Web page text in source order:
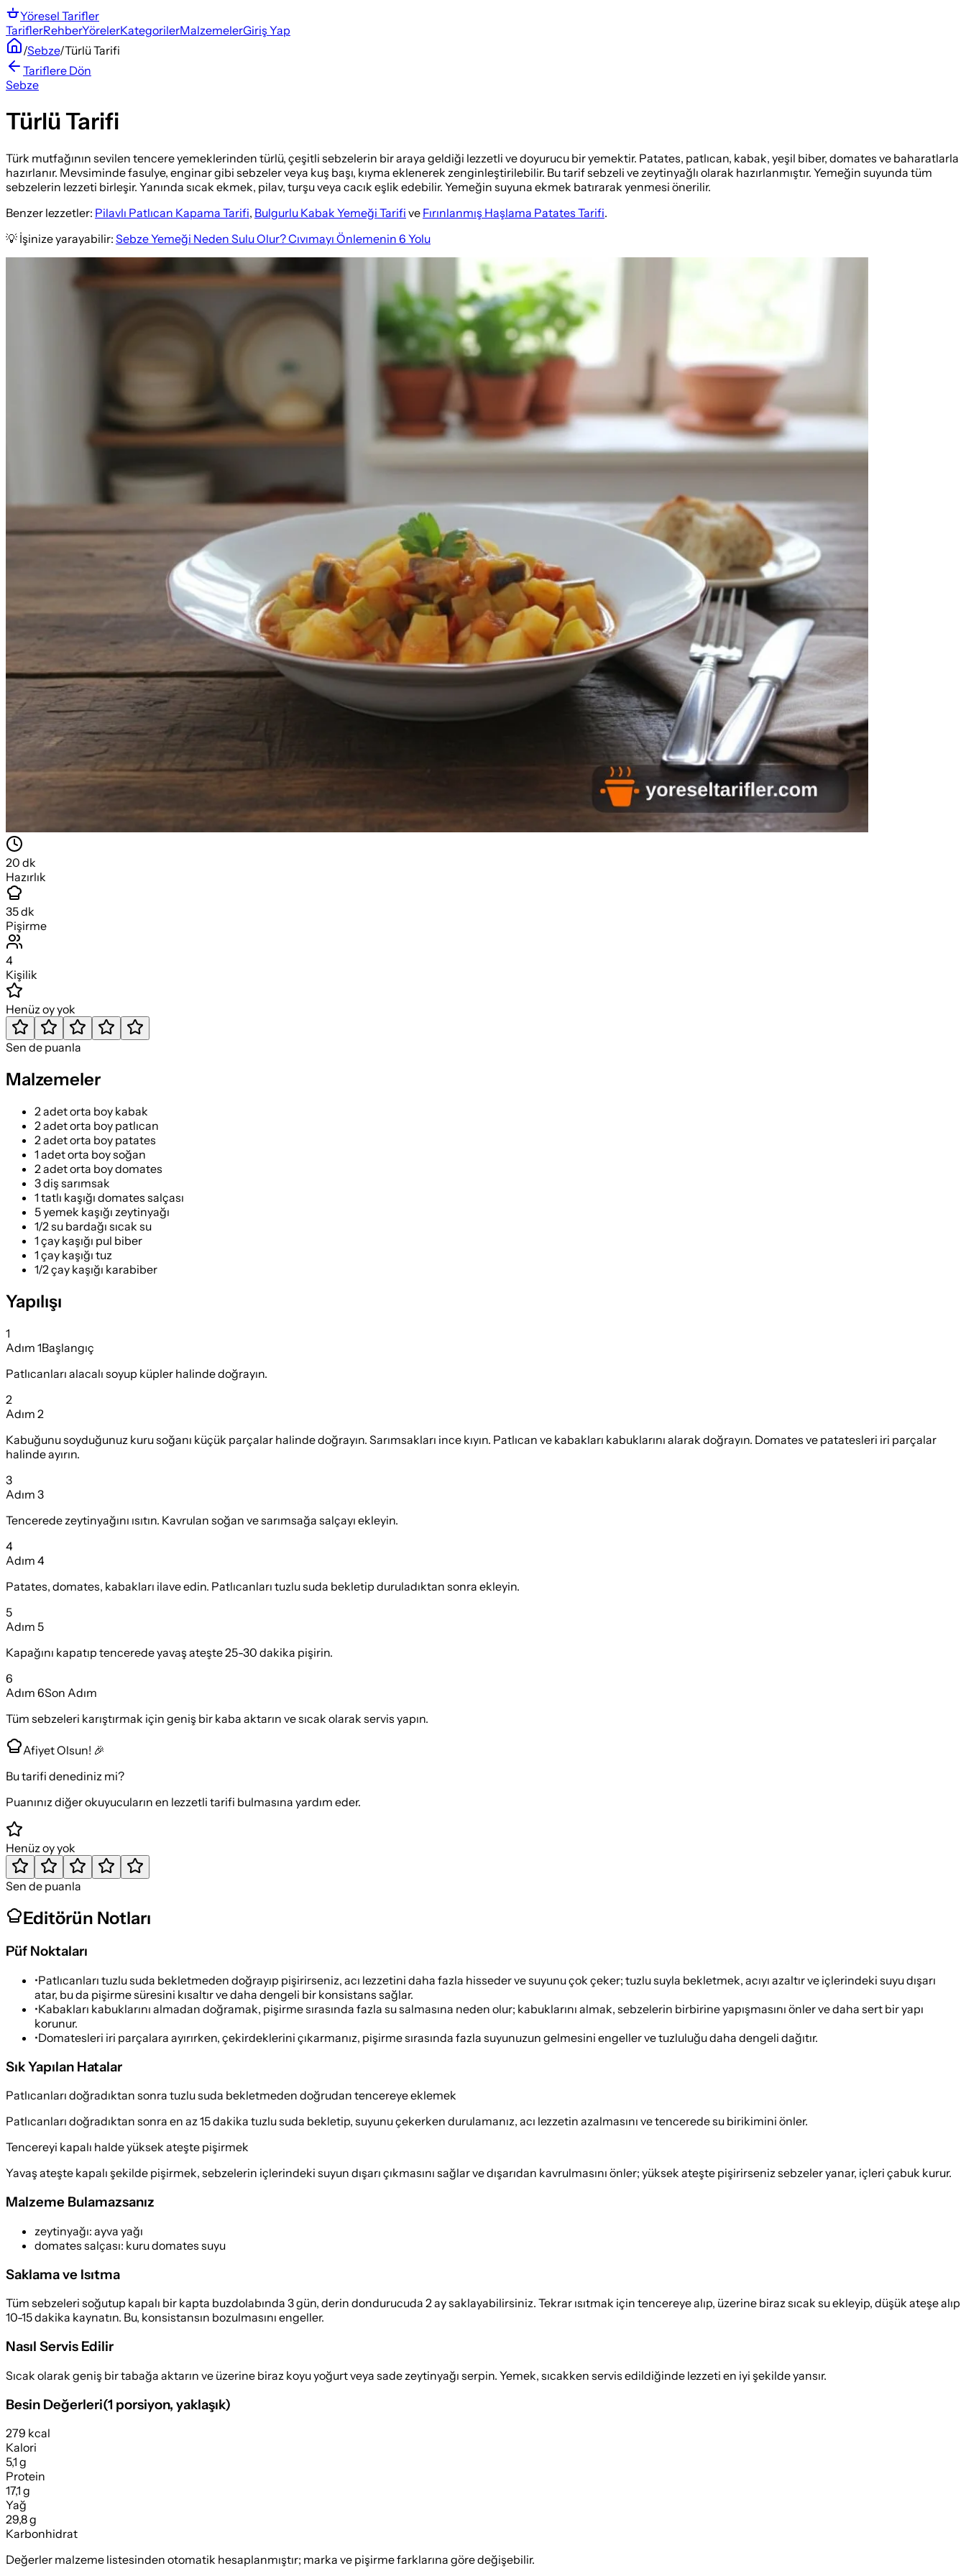
Yöresel Tarifler
TariflerRehberYörelerKategorilerMalzemelerGiriş Yap
/Sebze/Türlü Tarifi
Tariflere Dön
Sebze
Türlü Tarifi
Türk mutfağının sevilen tencere yemeklerinden türlü, çeşitli sebzelerin bir araya geldiği lezzetli ve doyurucu bir yemektir. Patates, patlıcan, kabak, yeşil biber, domates ve baharatlarla
hazırlanır. Mevsiminde fasulye, enginar gibi sebzeler veya kuş başı, kıyma eklenerek zenginleştirilebilir. Bu tarif sebzeli ve zeytinyağlı olarak hazırlanmıştır. Yemeğin suyunda tüm
sebzelerin lezzeti birleşir. Yanında sıcak ekmek, pilav, turşu veya cacık eşlik edebilir. Yemeğin suyuna ekmek batırarak yenmesi önerilir.
Benzer lezzetler: Pilavlı Patlıcan Kapama Tarifi, Bulgurlu Kabak Yemeği Tarifi ve Fırınlanmış Haşlama Patates Tarifi.
💡 İşinize yarayabilir: Sebze Yemeği Neden Sulu Olur? Cıvımayı Önlemenin 6 Yolu
20 dk
Hazırlık
35dk
Pişirme
4
Kişilik
Henüz oy yok
Sen de puanla
Malzemeler
2 adet orta boy kabak
2 adet orta boy patlıcan
2 adet orta boy patates
1 adet orta boy soğan
2 adet orta boy domates
3 diş sarımsak
1 tatlı kaşığı domates salçası
5 yemek kaşığı zeytinyağı
1/2 su bardağı sıcak su
1 çay kaşığı pul biber
1 çay kaşığı tuz
1/2 çay kaşığı karabiber
Yapılışı
1
Adım 1Başlangıç
Patlıcanları alacalı soyup küpler halinde doğrayın.
2
Adım 2
Kabuğunu soyduğunuz kuru soğanı küçük parçalar halinde doğrayın. Sarımsakları ince kıyın. Patlıcan ve kabakları kabuklarını alarak doğrayın. Domates ve patatesleri iri parçalar
halinde ayırın.
3
Adım 3
Tencerede zeytinyağını ısıtın. Kavrulan soğan ve sarımsağa salçayı ekleyin.
4
Adım 4
Patates, domates, kabakları ilave edin. Patlıcanları tuzlu suda bekletip duruladıktan sonra ekleyin.
5
Adım 5
Kapağını kapatıp tencerede yavaş ateşte 25-30 dakika pişirin.
6
Adım 6Son Adım
Tüm sebzeleri karıştırmak için geniş bir kaba aktarın ve sıcak olarak servis yapın.
Afiyet Olsun! 🎉
Bu tarifi denediniz mi?
Puanınız diğer okuyucuların en lezzetli tarifi bulmasına yardım eder.
Henüz oy yok
Sen de puanla
Editörün Notları
Püf Noktaları
•Patlıcanları tuzlu suda bekletmeden doğrayıp pişirirseniz, acı lezzetini daha fazla hisseder ve suyunu çok çeker; tuzlu suyla bekletmek, acıyı azaltır ve içlerindeki suyu dışarı
atar, bu da pişirme süresini kısaltır ve daha dengeli bir konsistans sağlar.
•Kabakları kabuklarını almadan doğramak, pişirme sırasında fazla su salmasına neden olur; kabuklarını almak, sebzelerin birbirine yapışmasını önler ve daha sert bir yapı
korunur.
•Domatesleri iri parçalara ayırırken, çekirdeklerini çıkarmanız, pişirme sırasında fazla suyunuzun gelmesini engeller ve tuzluluğu daha dengeli dağıtır.
Sık Yapılan Hatalar
Patlıcanları doğradıktan sonra tuzlu suda bekletmeden doğrudan tencereye eklemek
Patlıcanları doğradıktan sonra en az 15 dakika tuzlu suda bekletip, suyunu çekerken durulamanız, acı lezzetin azalmasını ve tencerede su birikimini önler.
Tencereyi kapalı halde yüksek ateşte pişirmek
Yavaş ateşte kapalı şekilde pişirmek, sebzelerin içlerindeki suyun dışarı çıkmasını sağlar ve dışarıdan kavrulmasını önler; yüksek ateşte pişirirseniz sebzeler yanar, içleri çabuk kurur.
Malzeme Bulamazsanız
zeytinyağı: ayva yağı
domates salçası: kuru domates suyu
Saklama ve Isıtma
Tüm sebzeleri soğutup kapalı bir kapta buzdolabında 3 gün, derin dondurucuda 2 ay saklayabilirsiniz. Tekrar ısıtmak için tencereye alıp, üzerine biraz sıcak su ekleyip, düşük ateşe alıp
10-15 dakika kaynatın. Bu, konsistansın bozulmasını engeller.
Nasıl Servis Edilir
Sıcak olarak geniş bir tabağa aktarın ve üzerine biraz koyu yoğurt veya sade zeytinyağı serpin. Yemek, sıcakken servis edildiğinde lezzeti en iyi şekilde yansır.
Besin Değerleri(1 porsiyon, yaklaşık)
279 kcal
Kalori
5,1 g
Protein
17,1 g
Yağ
29,8 g
Karbonhidrat
Değerler malzeme listesinden otomatik hesaplanmıştır; marka ve pişirme farklarına göre değişebilir.